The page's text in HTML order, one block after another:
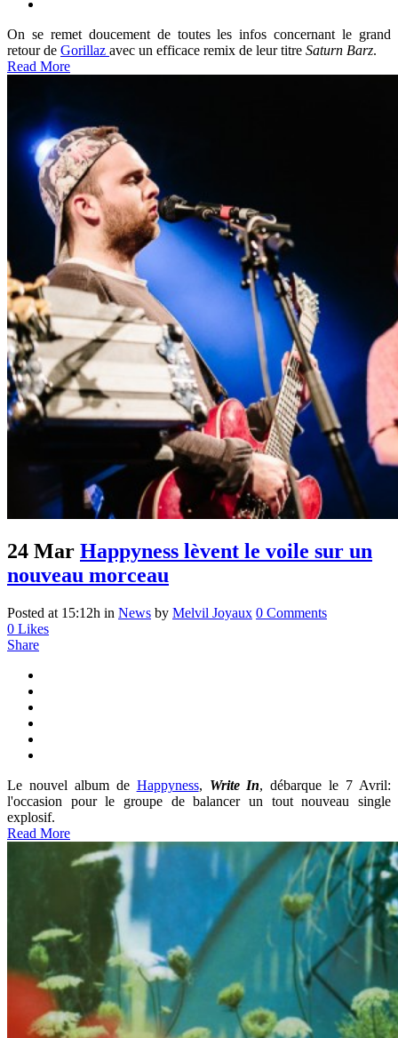
On se remet doucement de toutes les infos concernant le grand
retour de Gorillaz avec un efficace remix de leur titre Saturn Barz.
Read More
24 Mar Happyness lèvent le voile sur un
nouveau morceau
Posted at 15:12h in News by Melvil Joyaux 0 Comments
0 Likes
Share
Le nouvel album de Happyness, Write In, débarque le 7 Avril:
l'occasion pour le groupe de balancer un tout nouveau single
explosif.
Read More